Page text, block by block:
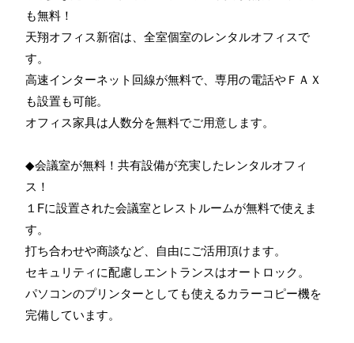
も無料！
天翔オフィス新宿は、全室個室のレンタルオフィスで
す。
高速インターネット回線が無料で、専用の電話やＦＡＸ
も設置も可能。
オフィス家具は人数分を無料でご用意します。
◆会議室が無料！共有設備が充実したレンタルオフィ
ス！
１Fに設置された会議室とレストルームが無料で使えま
す。
打ち合わせや商談など、自由にご活用頂けます。
セキュリティに配慮しエントランスはオートロック。
パソコンのプリンターとしても使えるカラーコピー機を
完備しています。